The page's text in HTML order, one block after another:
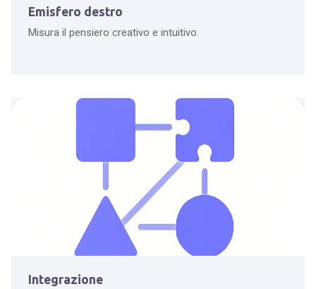
Emisfero destro
Misura il pensiero creativo e intuitivo.
Integrazione